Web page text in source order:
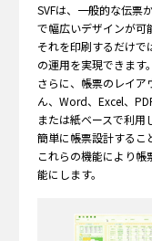
SVFは、一般的な伝票
で幅広いデザインが可
それを印刷するだけで
の運用を実現できます。
さらに、帳票のレイア
ん、Word、Excel、
または紙ベースで利用
簡単に帳票設計するこ
これらの機能により
能にします。